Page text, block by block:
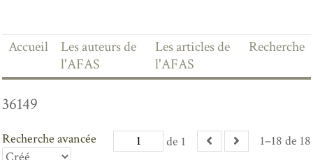
Accueil
Les auteurs de
l'AFAS
Les articles de
l'AFAS
Recherche
36149
de 1 1–18 de 18
Recherche avancée